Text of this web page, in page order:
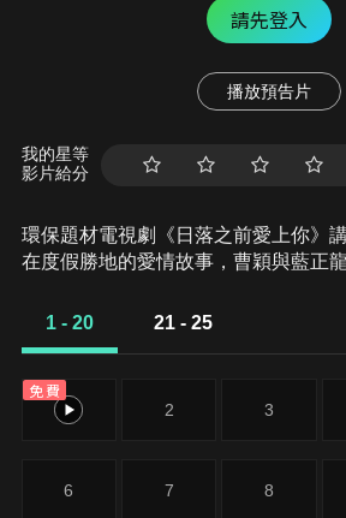
請先登入
播放預告片
我的星等
影片給分
環保題材電視劇《日落之前愛上你》
在度假勝地的愛情故事，曹穎與藍正
日落之前的“美麗傳説”。可惜，劇中兩
1 - 20 21 - 25
免費
1 2 3
6 7 8